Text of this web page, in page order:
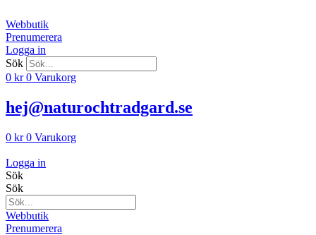
till
innehåll
Webbutik
Prenumerera
Logga in
Sök
0 kr 0 Varukorg
hej@naturochtradgard.se
0 kr 0 Varukorg
Logga in
Sök
Sök
Webbutik
Prenumerera